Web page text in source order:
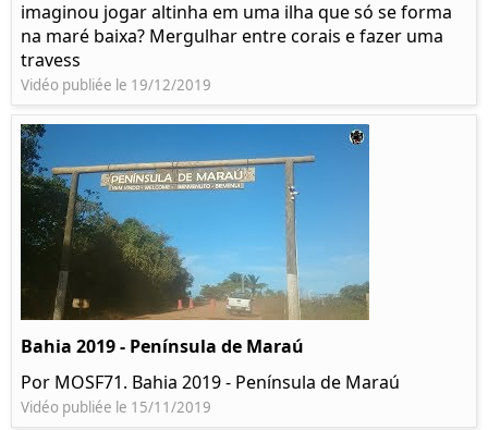
imaginou jogar altinha em uma ilha que só se forma
na maré baixa? Mergulhar entre corais e fazer uma
travess
Vidéo publiée le 19/12/2019
Bahia 2019 - Península de Maraú
Por MOSF71. Bahia 2019 - Península de Maraú
Vidéo publiée le 15/11/2019